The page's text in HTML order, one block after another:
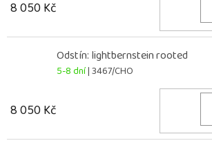
8 050 Kč
Odstín: lightbernstein rooted
5-8 dní| 3467/CHO
8 050 Kč